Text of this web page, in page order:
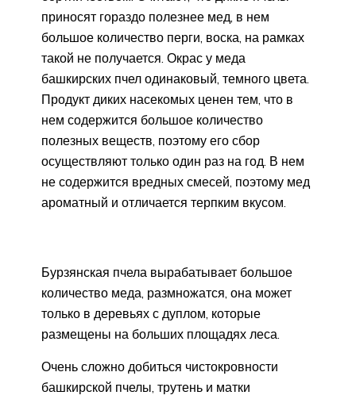
приносят гораздо полезнее мед, в нем
большое количество перги, воска, на рамках
такой не получается. Окрас у меда
башкирских пчел одинаковый, темного цвета.
Продукт диких насекомых ценен тем, что в
нем содержится большое количество
полезных веществ, поэтому его сбор
осуществляют только один раз на год. В нем
не содержится вредных смесей, поэтому мед
ароматный и отличается терпким вкусом.
Бурзянская пчела вырабатывает большое
количество меда, размножатся, она может
только в деревьях с дуплом, которые
размещены на больших площадях леса.
Очень сложно добиться чистокровности
башкирской пчелы, трутень и матки